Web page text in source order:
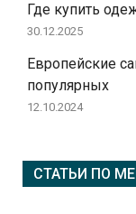
Где купить
30.12.2025
Европейские
популярных
12.10.2024
СТАТЬИ ПО